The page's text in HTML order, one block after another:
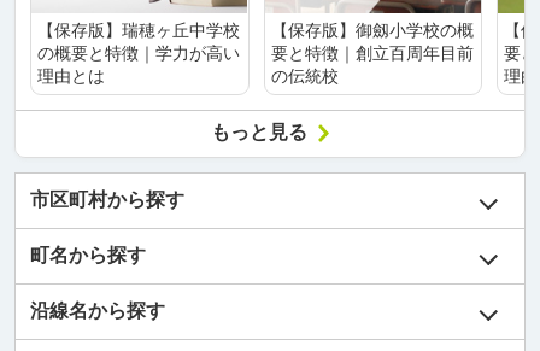
【保存版】瑞穂ヶ丘中学校
の概要と特徴｜学力が高い
理由とは
【保存版】御劔小学校の概
要と特徴｜創立百周年目前
の伝統校
【
要
理
もっと見る
市区町村から探す
町名から探す
沿線名から探す